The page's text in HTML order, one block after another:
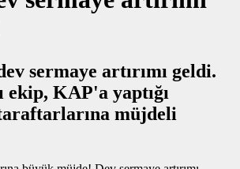
sermaye artırımı geldi.
ekip, KAP'a yaptığı
müjdeli